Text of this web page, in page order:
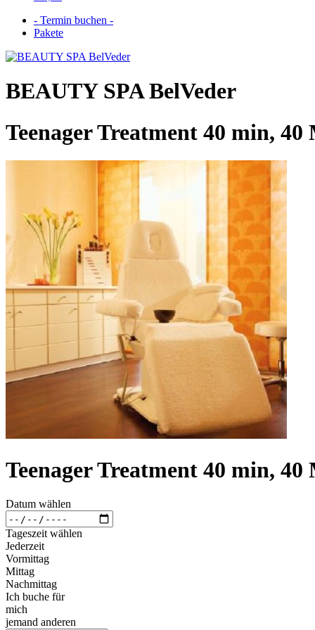
- Termin buchen -
Pakete
BEAUTY SPA BelVeder
Teenager Treatment 40 min, 40
Teenager Treatment 40 min, 40
Datum wählen
Tageszeit wählen
Jederzeit
Vormittag
Mittag
Nachmittag
Ich buche für
mich
jemand anderen